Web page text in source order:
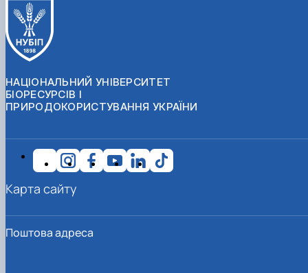
НАЦІОНАЛЬНИЙ УНІВЕРСИТЕТ
БІОРЕСУРСІВ І
ПРИРОДОКОРИСТУВАННЯ УКРАЇНИ
Поштова адреса
Карта сайту